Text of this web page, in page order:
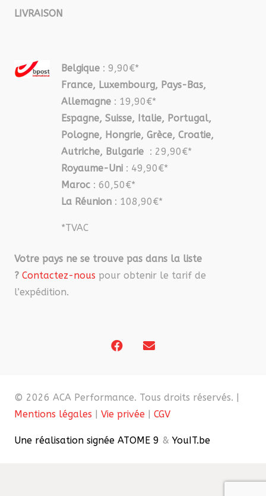
LIVRAISON
Belgique : 9,90€*
France, Luxembourg, Pays-Bas,
Allemagne : 19,90€*
Espagne, Suisse, Italie, Portugal,
Pologne, Hongrie, Grèce, Croatie,
Autriche, Bulgarie : 29,90€*
Royaume-Uni : 49,90€*
Maroc : 60,50€*
La Réunion : 108,90€*
*TVAC
Votre pays ne se trouve pas dans la liste
? Contactez-nous pour obtenir le tarif de
l’expédition.
© 2026 ACA Performance. Tous droits réservés. |
Mentions légales | Vie privée | CGV
Une réalisation signée ATOME 9 & YouIT.be